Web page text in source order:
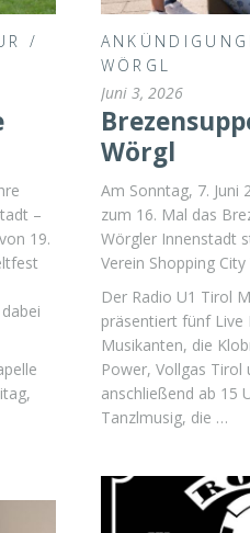
/
–
19.
WÖRGL
Juni 3, 2026
Wörgl
Am Sonntag, 7. Juni
zum 16. Mal das
Wörgler Innenstadt
Verein Shopping City
Der Radio U1 Tirol
präsentiert fünf Live
Musikanten, die
Power, Vollgas Tirol
anschließend ab 15
Tanzlmusig, die …